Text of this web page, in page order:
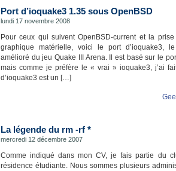
Port d’ioquake3 1.35 sous OpenBSD
lundi 17 novembre 2008
Pour ceux qui suivent OpenBSD-current et la
graphique matérielle, voici le port d’ioquake3,
amélioré du jeu Quake III Arena. Il est basé sur le
mais comme je préfère le « vrai » ioquake3, j’ai
d’ioquake3 est un […]
La légende du rm -rf *
mercredi 12 décembre 2007
Comme indiqué dans mon CV, je fais partie du
résidence étudiante. Nous sommes plusieurs